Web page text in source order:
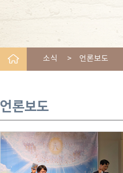
소식 > 언론보도
언론보도